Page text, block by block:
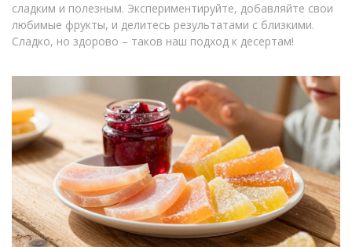
сладким и полезным. Экспериментируйте, добавляйте свои
любимые фрукты, и делитесь результатами с близкими.
Сладко, но здорово – таков наш подход к десертам!